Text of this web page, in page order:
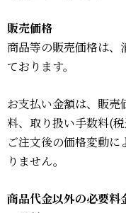
販売価格
商品等の販売価格は
ております。
お支払い金額は、販
料、取り扱い手数料(
ご注文後の価格変動
りません。
商品代金以外の必要料